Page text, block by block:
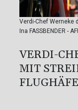
Verdi-Chef Werneke
Ina FASSBENDER -
VERDI-
MIT